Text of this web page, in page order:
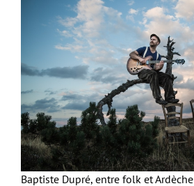
Baptiste Dupré, entre folk et Ardèche